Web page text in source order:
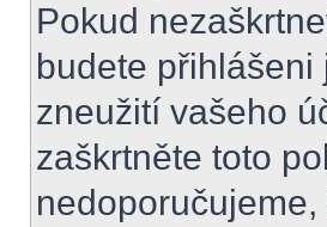
Pokud
budete přihlášeni
zneužití vašeho
zaškrtněte toto